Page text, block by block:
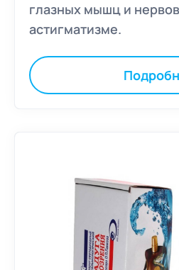
глазных мышц и
астигматизме.